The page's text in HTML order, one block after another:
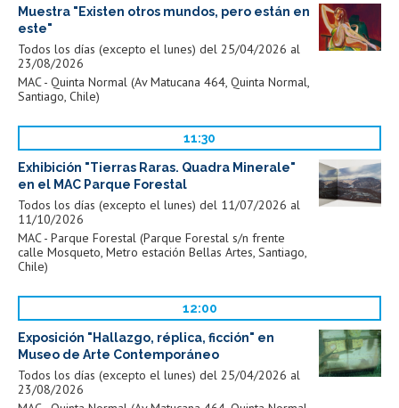
Muestra "Existen otros mundos, pero están en
este"
Todos los días (excepto el lunes) del 25/04/2026 al
23/08/2026
MAC - Quinta Normal (Av Matucana 464, Quinta Normal,
Santiago, Chile)
11:30
Exhibición "Tierras Raras. Quadra Minerale"
en el MAC Parque Forestal
Todos los días (excepto el lunes) del 11/07/2026 al
11/10/2026
MAC - Parque Forestal (Parque Forestal s/n frente
calle Mosqueto, Metro estación Bellas Artes, Santiago,
Chile)
12:00
Exposición "Hallazgo, réplica, ficción" en
Museo de Arte Contemporáneo
Todos los días (excepto el lunes) del 25/04/2026 al
23/08/2026